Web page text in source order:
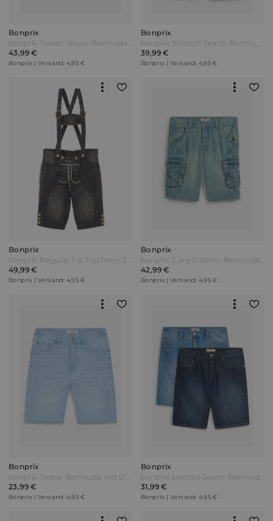
Bonprix
bonprix Sweat-Jeans-Bermuda Slim Fit (2er Pack) Blau
43,99 €
Bonprix | Versand: 4,95 €
Bonprix
bonprix Stretch-Jeans-Bermuda (2er Pack) mit verstärktem Schritt Regular Fit Blau
39,99 €
Bonprix | Versand: 4,95 €
Bonprix
bonprix Regular Fit Trachten-Jeans Schwarz
49,99 €
Bonprix | Versand: 4,95 €
Bonprix
bonprix Cargo-Jeans-Bermuda Regular Fit Blau
42,99 €
Bonprix | Versand: 4,95 €
Bonprix
bonprix Jeans-Bermuda mit Dehnbund Regular Fit Blau
23,99 €
Bonprix | Versand: 4,95 €
Bonprix
bonprix Leichte Jeans-Bermuda mit Dehnbund (2er Pack) Regular Fit Blau
31,99 €
Bonprix | Versand: 4,95 €